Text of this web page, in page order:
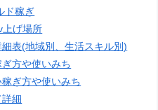
ド稼ぎ
上げ場所
表(地域別、生活スキル別)
方や使いみち
ぎ方や使いみち
細